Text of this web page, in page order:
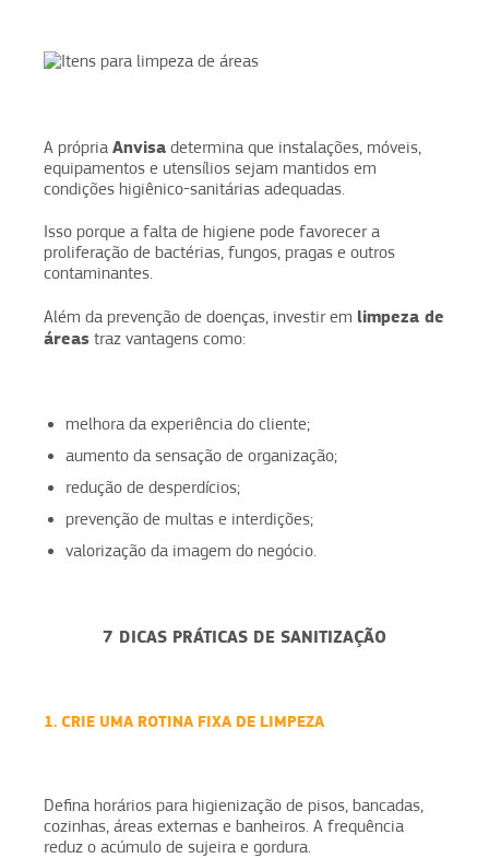
A própria Anvisa determina que instalações, móveis,
equipamentos e utensílios sejam mantidos em
condições higiênico-sanitárias adequadas.
Isso porque a falta de higiene pode favorecer a
proliferação de bactérias, fungos, pragas e outros
contaminantes.
Além da prevenção de doenças, investir em limpeza de
áreas traz vantagens como:
melhora da experiência do cliente;
aumento da sensação de organização;
redução de desperdícios;
prevenção de multas e interdições;
valorização da imagem do negócio.
7 DICAS PRÁTICAS DE SANITIZAÇÃO
1. CRIE UMA ROTINA FIXA DE LIMPEZA
Defina horários para higienização de pisos, bancadas,
cozinhas, áreas externas e banheiros. A frequência
reduz o acúmulo de sujeira e gordura.